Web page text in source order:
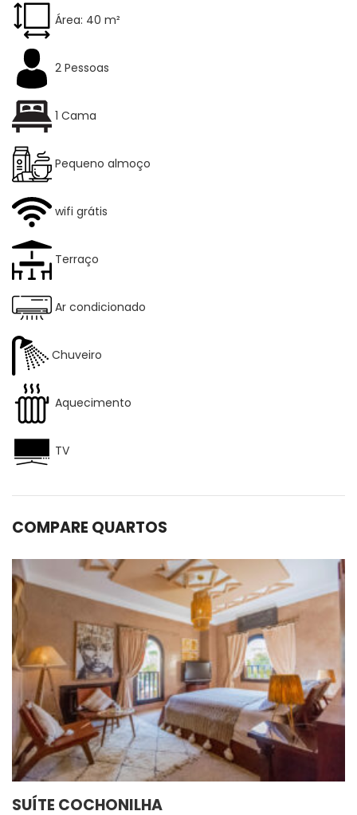
Área: 40 m²
2 Pessoas
1 Cama
Pequeno almoço
wifi grátis
Terraço
Ar condicionado
Chuveiro
Aquecimento
TV
COMPARE QUARTOS
SUÍTE COCHONILHA